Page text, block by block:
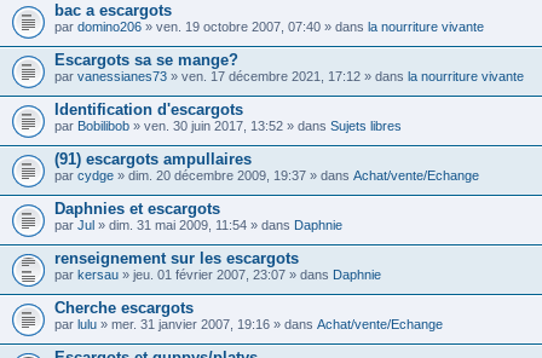
bac a escargots
par domino206 » ven. 19 octobre 2007, 07:40 » dans la nourriture vivante
Escargots sa se mange?
par vanessianes73 » ven. 17 décembre 2021, 17:12 » dans la nourriture vivante
Identification d'escargots
par Bobilibob » ven. 30 juin 2017, 13:52 » dans Sujets libres
(91) escargots ampullaires
par cydge » dim. 20 décembre 2009, 19:37 » dans Achat/vente/Echange
Daphnies et escargots
par Jul » dim. 31 mai 2009, 11:54 » dans Daphnie
renseignement sur les escargots
par kersau » jeu. 01 février 2007, 23:07 » dans Daphnie
Cherche escargots
par lulu » mer. 31 janvier 2007, 19:16 » dans Achat/vente/Echange